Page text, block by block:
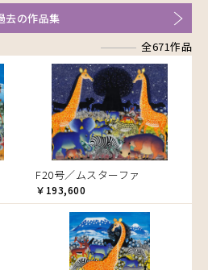
ィン）
去の作品集
全671作品
F20号／ムスターファ
￥193,600